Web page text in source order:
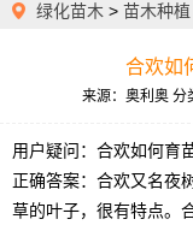
绿化苗木 > 苗木种植
合欢如
来源：奥利奥 分
用户疑问：合欢如何育
正确答案： 合欢又名夜
草的叶子，很有特点。